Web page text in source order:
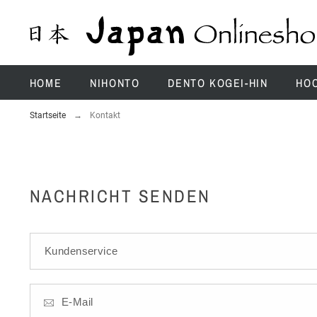
HOME NIHONTO DENTO KOGEI-HIN
Startseite Kontakt
NACHRICHT SENDEN